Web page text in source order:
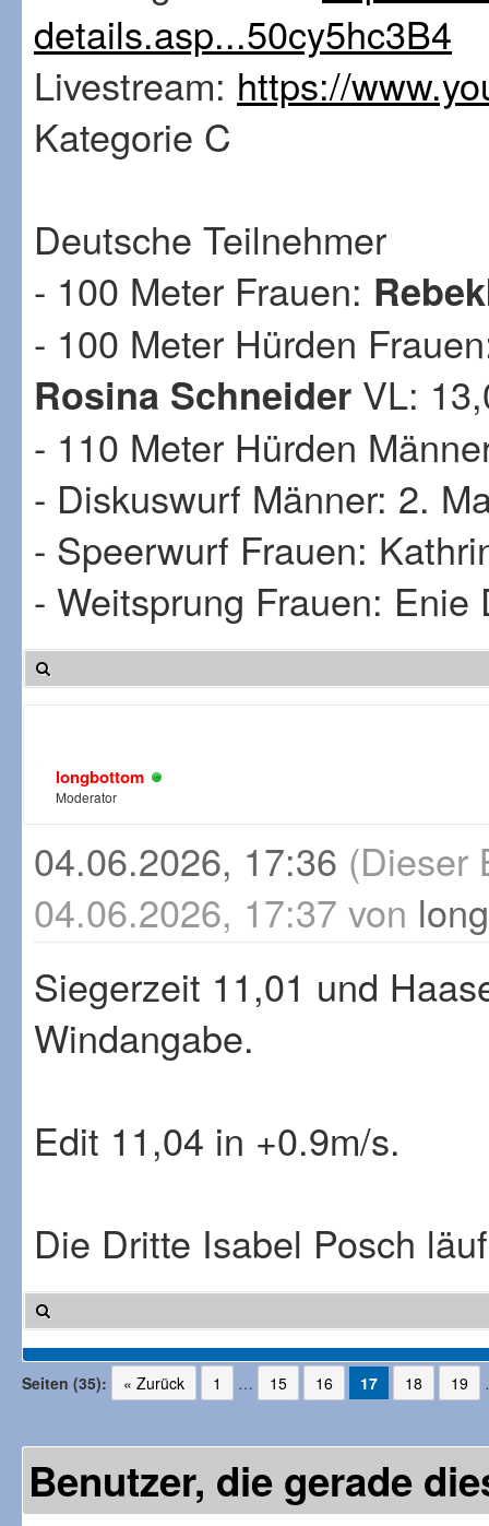
details.asp...50cy5hc3B4
Livestream: https://
Kategorie C
Deutsche Teilnehmer
- 100 Meter Frauen:
- 100 Meter Hürden
Rosina Schneider VL:
- 110 Meter Hürden
- Diskuswurf Männer: 2.
- Speerwurf Frauen:
- Weitsprung Frauen: Enie
longbottom
Moderator
04.06.2026, 17:36 (Dieser
04.06.2026, 17:37 von
Siegerzeit 11,01 und
Windangabe.
Edit 11,04 in +0.9m/s.
Die Dritte Isabel Posch
Seiten (35): « Zurück 1 … 15 16 17 18 19
Benutzer, die gerade